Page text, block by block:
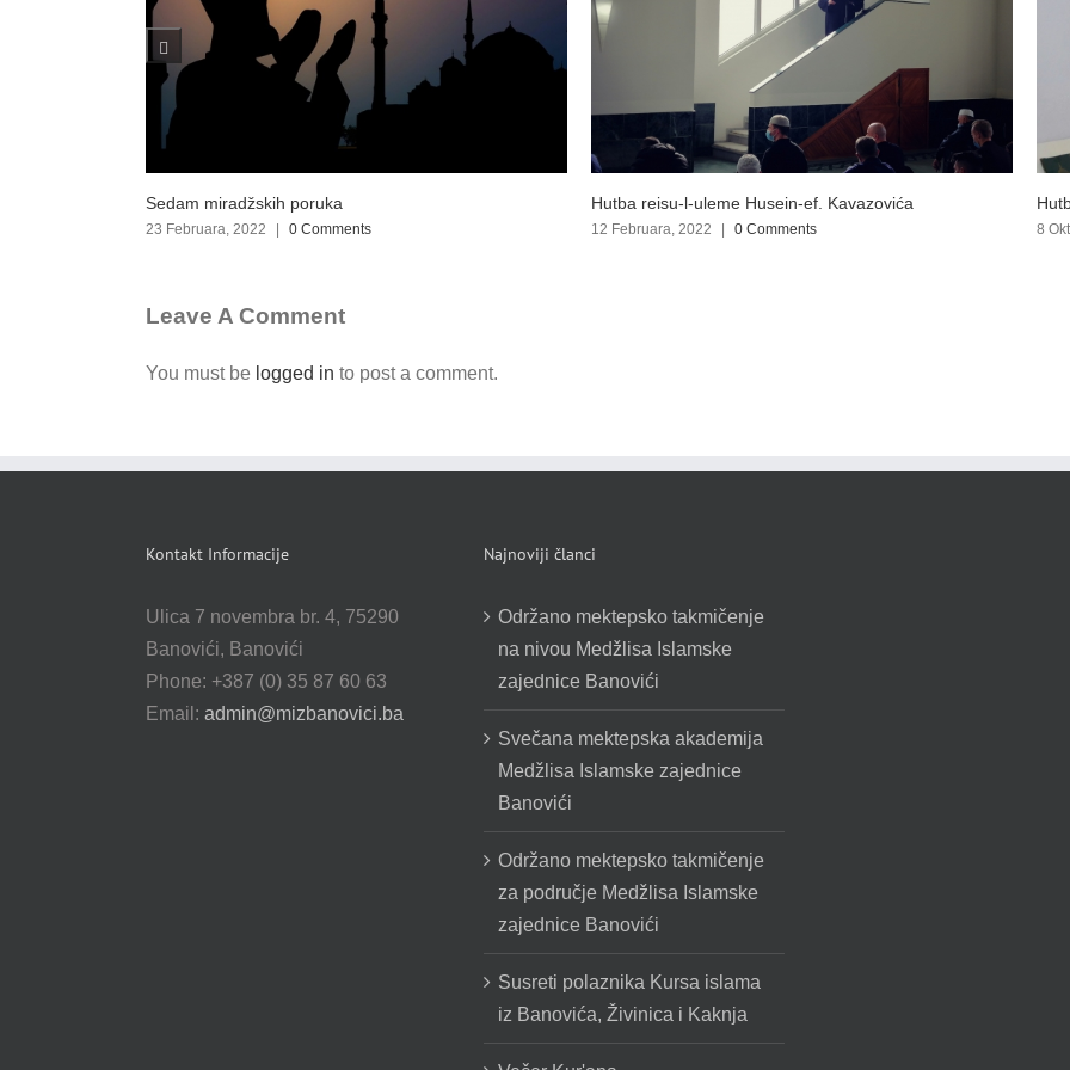
Hutba reisu-l-uleme Husein-ef. Kavazovića
12 Februara, 2022 0 Comments
Hutba reisu-l-uleme u Gornjem Vakufu
8 Oktobra, 2021 | 0 Comments 30
Leave A Comment
You must be logged in to post a comment.
Kontakt Informacije
Ulica 7 novembra br. 4, 75290
Banovići, Banovići
Phone: +387 (0) 35 87 60 63
Email: admin@mizbanovici.ba
Najnoviji članci
Održano mektepsko takmičenje
na nivou Medžlisa Islamske
zajednice Banovići
Svečana mektepska akademija
Medžlisa Islamske zajednice
Banovići
Održano mektepsko takmičenje
za područje Medžlisa Islamske
zajednice Banovići
Susreti polaznika Kursa islama
iz Banovića, Živinica i Kaknja